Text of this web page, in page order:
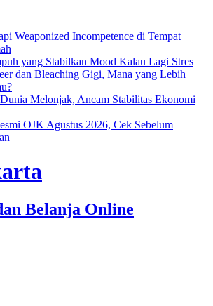
Weaponized Incompetence di Tempat
yang Stabilkan Mood Kalau Lagi Stres
dan Bleaching Gigi, Mana yang Lebih
Melonjak, Ancam Stabilitas Ekonomi
OJK Agustus 2026, Cek Sebelum
Belanja Online